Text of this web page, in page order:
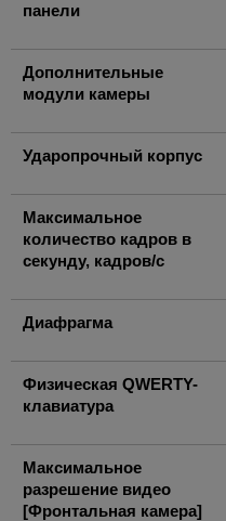
панели
Дополнительные
модули камеры
Ударопрочный корпус
Максимальное
количество кадров в
секунду, кадров/с
Диафрагма
Физическая QWERTY-
клавиатура
Максимальное
разрешение видео
[Фронтальная камера]